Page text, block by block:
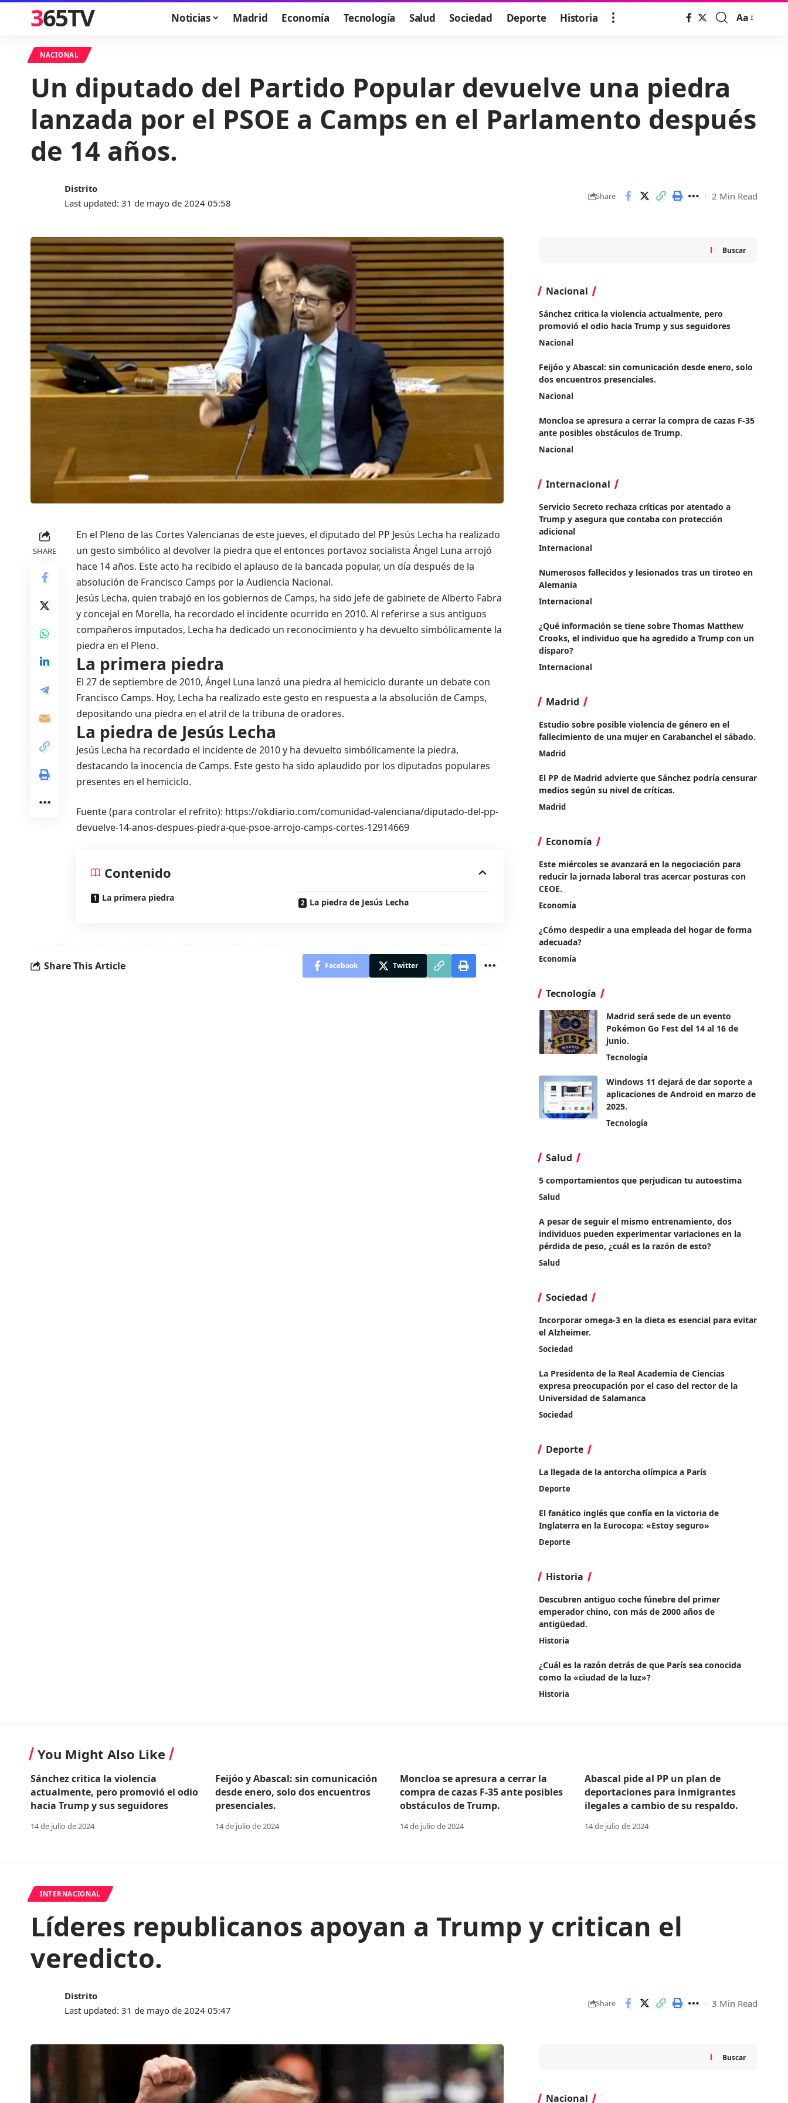
365TV Noticias Madrid Economía Tecnología Salud Sociedad Deporte Historia
Font
Aa
NACIONAL
Un diputado del Partido Popular devuelve una piedra
lanzada por el PSOE a Camps en el Parlamento después
de 14 años.
Last updated: 31 de mayo de 2024 05:58
Distrito
Share 2 Min Read
SHARE
En el Pleno de las Cortes Valencianas de este jueves, el diputado del PP Jesús Lecha ha realizado
un gesto simbólico al devolver la piedra que el entonces portavoz socialista Ángel Luna arrojó
hace 14 años. Este acto ha recibido el aplauso de la bancada popular, un día después de la
absolución de Francisco Camps por la Audiencia Nacional.
Jesús Lecha, quien trabajó en los gobiernos de Camps, ha sido jefe de gabinete de Alberto Fabra
y concejal en Morella, ha recordado el incidente ocurrido en 2010. Al referirse a sus antiguos
compañeros imputados, Lecha ha dedicado un reconocimiento y ha devuelto simbólicamente la
piedra en el Pleno.
La primera piedra
El 27 de septiembre de 2010, Ángel Luna lanzó una piedra al hemiciclo durante un debate con
Francisco Camps. Hoy, Lecha ha realizado este gesto en respuesta a la absolución de Camps,
depositando una piedra en el atril de la tribuna de oradores.
La piedra de Jesús Lecha
Jesús Lecha ha recordado el incidente de 2010 y ha devuelto simbólicamente la piedra,
destacando la inocencia de Camps. Este gesto ha sido aplaudido por los diputados populares
presentes en el hemiciclo.
Fuente (para controlar el refrito): https://okdiario.com/comunidad-valenciana/diputado-del-pp-
devuelve-14-anos-despues-piedra-que-psoe-arrojo-camps-cortes-12914669
Contenido
La primera piedra La piedra de Jesús Lecha
Share This Article Facebook Twitter
Buscar
Nacional
Sánchez critica la violencia actualmente, pero
promovió el odio hacia Trump y sus seguidores
Nacional
Feijóo y Abascal: sin comunicación desde enero, solo
dos encuentros presenciales.
Nacional
Moncloa se apresura a cerrar la compra de cazas F-35
ante posibles obstáculos de Trump.
Nacional
Internacional
Servicio Secreto rechaza críticas por atentado a
Trump y asegura que contaba con protección
adicional
Internacional
Numerosos fallecidos y lesionados tras un tiroteo en
Alemania
Internacional
¿Qué información se tiene sobre Thomas Matthew
Crooks, el individuo que ha agredido a Trump con un
disparo?
Internacional
Madrid
Estudio sobre posible violencia de género en el
fallecimiento de una mujer en Carabanchel el sábado.
Madrid
El PP de Madrid advierte que Sánchez podría censurar
medios según su nivel de críticas.
Madrid
Economía
Este miércoles se avanzará en la negociación para
reducir la jornada laboral tras acercar posturas con
CEOE.
Economía
¿Cómo despedir a una empleada del hogar de forma
adecuada?
Economía
Tecnología
Madrid será sede de un evento
Pokémon Go Fest del 14 al 16 de
junio.
Tecnología
Windows 11 dejará de dar soporte a
aplicaciones de Android en marzo de
2025.
Tecnología
Salud
5 comportamientos que perjudican tu autoestima
Salud
A pesar de seguir el mismo entrenamiento, dos
individuos pueden experimentar variaciones en la
pérdida de peso, ¿cuál es la razón de esto?
Salud
Sociedad
Incorporar omega-3 en la dieta es esencial para evitar
el Alzheimer.
Sociedad
La Presidenta de la Real Academia de Ciencias
expresa preocupación por el caso del rector de la
Universidad de Salamanca
Sociedad
Deporte
La llegada de la antorcha olímpica a París
Deporte
El fanático inglés que confía en la victoria de
Inglaterra en la Eurocopa: «Estoy seguro»
Deporte
Historia
Descubren antiguo coche fúnebre del primer
emperador chino, con más de 2000 años de
antigüedad.
Historia
¿Cuál es la razón detrás de que París sea conocida
como la «ciudad de la luz»?
Historia
You Might Also Like
Sánchez critica la violencia
actualmente, pero promovió el odio
hacia Trump y sus seguidores
14 de julio de 2024
Feijóo y Abascal: sin comunicación
desde enero, solo dos encuentros
presenciales.
14 de julio de 2024
Moncloa se apresura a cerrar la
compra de cazas F-35 ante posibles
obstáculos de Trump.
14 de julio de 2024
Abascal pide al PP un plan de
deportaciones para inmigrantes
ilegales a cambio de su respaldo.
14 de julio de 2024
INTERNACIONAL
Líderes republicanos apoyan a Trump y critican el
veredicto.
Last updated: 31 de mayo de 2024 05:47
Distrito
Share 3 Min Read
Buscar
Nacional